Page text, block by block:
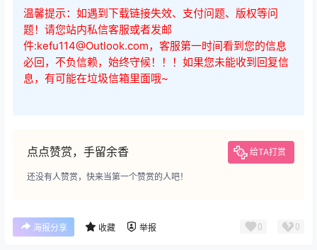
温馨提示：如遇到下载链接失效、支付问题、版权等问
题！请您站内私信客服或者发邮
件:kefu114@Outlook.com，客服第一时间看到您的信息
必回，不负信赖，始终守候！！！如果您未能收到回复信
息，有可能在垃圾信箱里面哦~
点点赞赏，手留余香 给TA打赏
还没有人赞赏，快来当第一个赞赏的人吧！
海报分享 收藏 举报 0 0